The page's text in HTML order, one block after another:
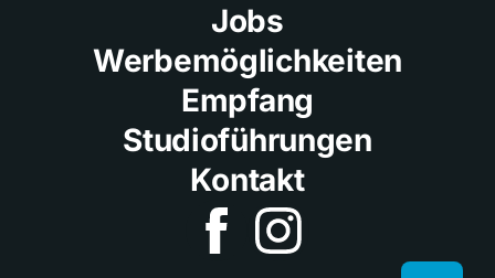
Jobs
Werbemöglichkeiten
Empfang
Studioführungen
Kontakt